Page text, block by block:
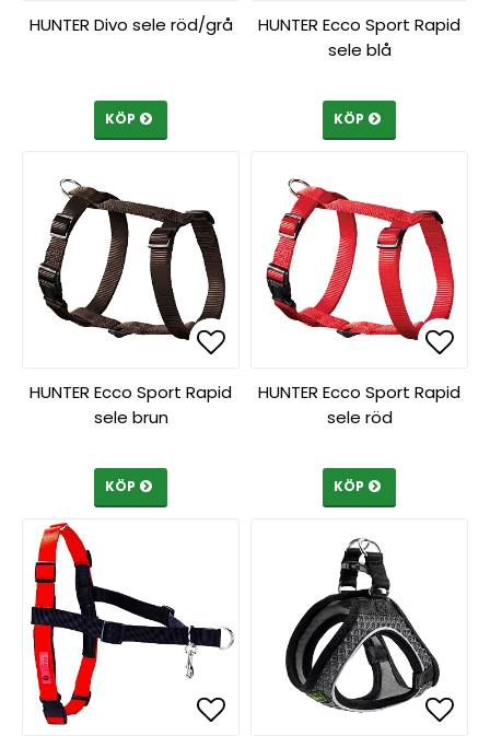
Lägg till i
Lägg till i
HUNTER Divo sele röd/grå
KÖP
HUNTER Ecco Sport Rapid
sele blå
KÖP
Lägg till i
Lägg till i
HUNTER Ecco Sport Rapid
sele brun
KÖP
HUNTER Ecco Sport Rapid
sele röd
KÖP